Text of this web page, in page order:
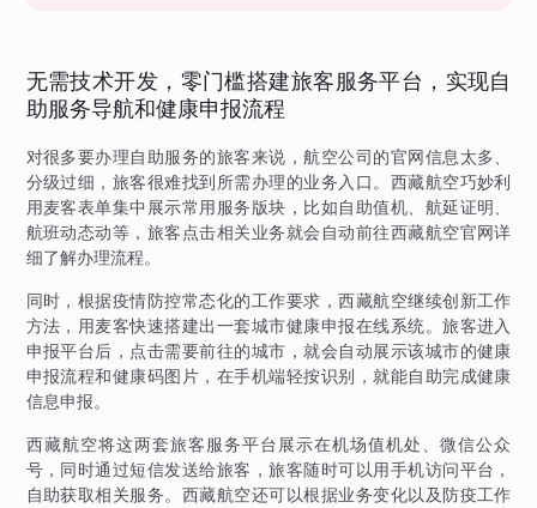
无需技术开发，零门槛搭建旅客服务平台，实现自
助服务导航和健康申报流程
对很多要办理自助服务的旅客来说，航空公司的官网信息太多、
分级过细，旅客很难找到所需办理的业务入口。西藏航空巧妙利
用麦客表单集中展示常用服务版块，比如自助值机、航延证明、
航班动态动等，旅客点击相关业务就会自动前往西藏航空官网详
细了解办理流程。
同时，根据疫情防控常态化的工作要求，西藏航空继续创新工作
方法，用麦客快速搭建出一套城市健康申报在线系统。旅客进入
申报平台后，点击需要前往的城市，就会自动展示该城市的健康
申报流程和健康码图片，在手机端轻按识别，就能自助完成健康
信息申报。
西藏航空将这两套旅客服务平台展示在机场值机处、微信公众
号，同时通过短信发送给旅客，旅客随时可以用手机访问平台，
自助获取相关服务。西藏航空还可以根据业务变化以及防疫工作